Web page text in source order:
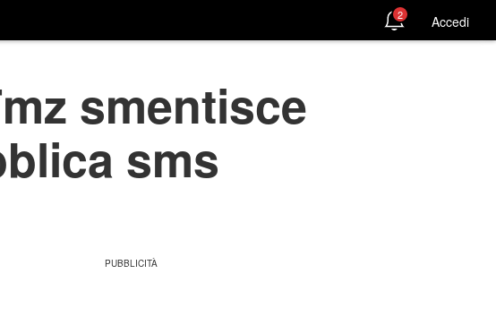
2 Accedi
smentisce
sms